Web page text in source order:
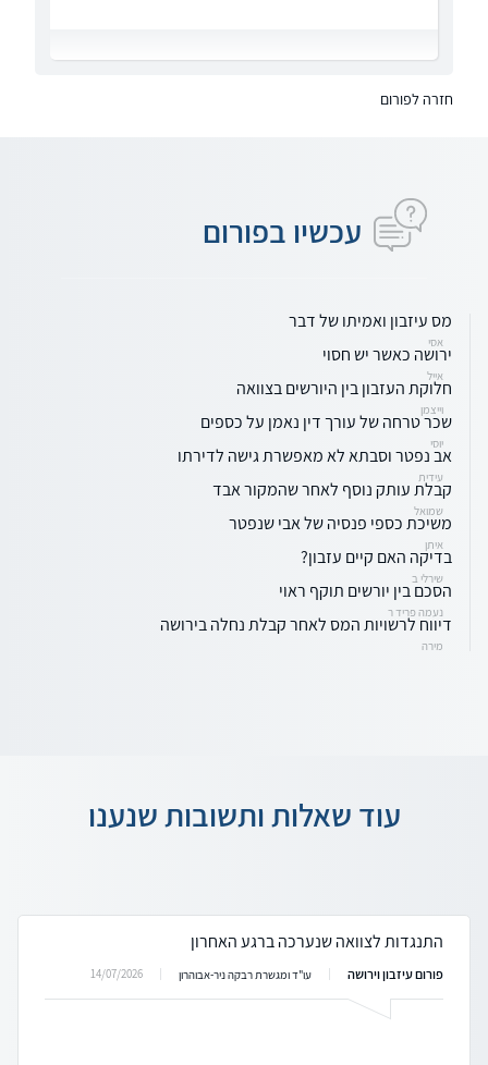
חזרה לפורום
עכשיו בפורום
מס עיזבון ואמיתו של דבר
אסי
ירושה כאשר יש חסוי
אייל
חלוקת העזבון בין היורשים בצוואה
וייצמן
שכר טרחה של עורך דין נאמן על כספים
יוסי
אב נפטר וסבתא לא מאפשרת גישה לדירתו
עידית
קבלת עותק נוסף לאחר שהמקור אבד
שמואל
משיכת כספי פנסיה של אבי שנפטר
איתן
בדיקה האם קיים עזבון?
שירלי ב
הסכם בין יורשים תוקף ראוי
נעמה פריד ר
דיווח לרשויות המס לאחר קבלת נחלה בירושה
מירה
עוד שאלות ותשובות שנענו
התנגדות לצוואה שנערכה ברגע האחרון
פורום עיזבון וירושה עו"ד ומגשרת רבקה ניר-אבוהרון 14/07/2026